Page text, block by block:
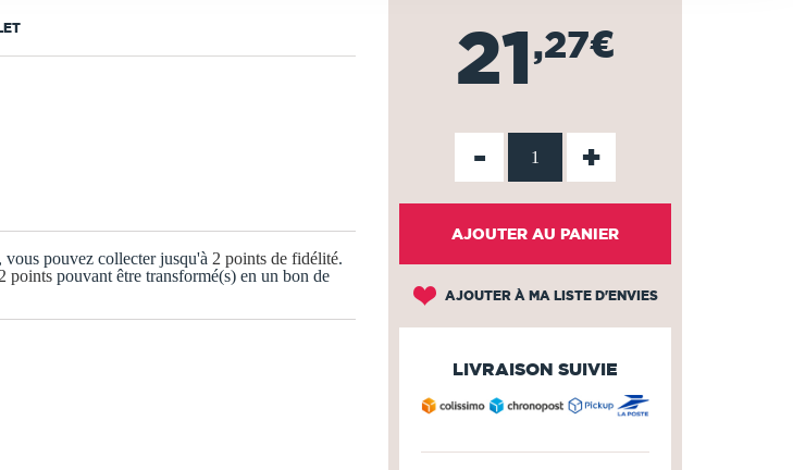
pouvez collecter jusqu'à 2 points de fidélité.
2 points pouvant être transformé(s) en un bon de
21,27€
- +
AJOUTER AU PANIER
AJOUTER À MA LISTE D'ENVIES
LIVRAISON SUIVIE